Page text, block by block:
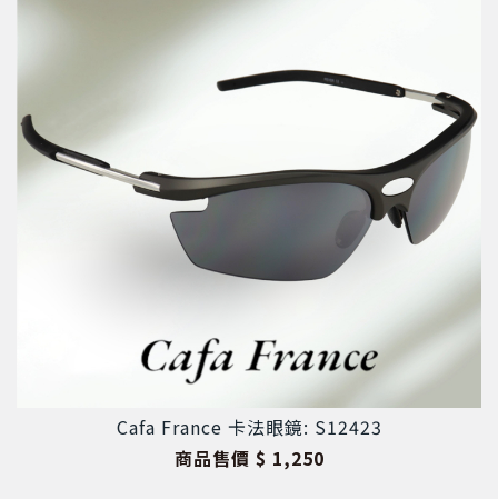
Cafa France 卡法眼鏡: S12423
商品售價 $ 1,250